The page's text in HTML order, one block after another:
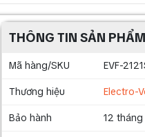
THÔNG TIN SẢN PHẨM
Mã hàng/SKU EVF-
Thương hiệu Electro-
Bảo hành 12 tháng